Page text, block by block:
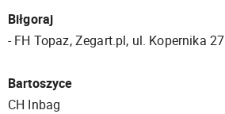
Biłgoraj
- FH Topaz, Zegart.pl, ul. Kopernika 27
Bartoszyce
CH Inbag